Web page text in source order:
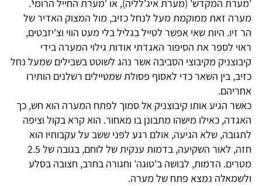
'מערת המקדש' (מערת איג'לליה), או 'מערת החייל הרומי'.
מערה זאת ממוקמת מעל לנחל כזיב, מול המצוק האדיר של
הר זיו. היות שאי אפשר לטייל בגליל בלי מעט הווי וצ'יזבטים,
ראוי לספר את הסיפור האגדתי אודות גילוי המערה בידי
קיבוצניק מקיבוצי הסביבה אשר נהג לשוטט בשבילים שמעל נחל
כזיב, בין השאר כדי לאסוף פסולת שמטיילים רשלנים הותירו
אחריהם.
כאשר הגיע אותו קיבוצניק אל סמוך לפתח המערה הוא חש, כך
האגדה, כאילו מישהו מתבונן בו מאחור. הוא קרא בקול וציפה
לתגובה, שלא הגיעה, אולם רגע לפני ששב על עקבותיו הוא
חזה, לאור השקיעה, בדמות ענקית של לוחם, בגובה של 2.5
מטרים. הדמות, לבושה ב'טוגה' וחגורה בחרב, חצובה בסלע
ולשמאלה נמצא פתח של מערה.